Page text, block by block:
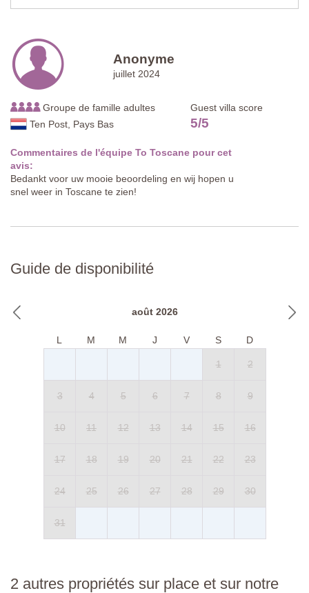
Anonyme
juillet 2024
Groupe de famille adultes
Ten Post, Pays Bas
Guest villa score
5/5
Commentaires de l'équipe To Toscane pour cet
avis:
Bedankt voor uw mooie beoordeling en wij hopen u
snel weer in Toscane te zien!
Guide de disponibilité
août 2026
L M M J V S D
1 2
3 4 5 6 7 8 9
10 11 12 13 14 15 16
17 18 19 20 21 22 23
24 25 26 27 28 29 30
31
2 autres propriétés sur place et sur notre